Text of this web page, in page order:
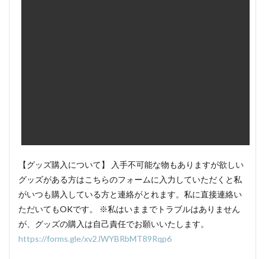
【グッズ購入について】 入手不可能な物もありますが欲しい
グッズがある方はこちらのフォームに入力していただくと私
がいつも購入している方と連絡がとれます。私に直接連絡い
ただいてもOKです。 ※私はいままでトラブルはありません
が、グッズの購入は自己責任でお願いいたします。
https://forms.gle/xv2JWYBRbMT89Rqp6